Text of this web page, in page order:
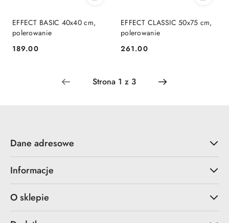
EFFECT BASIC 40x40 cm,
polerowanie
Cena:
189.00
EFFECT CLASSIC 50x75 cm,
polerowanie
Cena:
261.00
Dane adresowe
Informacje
O sklepie